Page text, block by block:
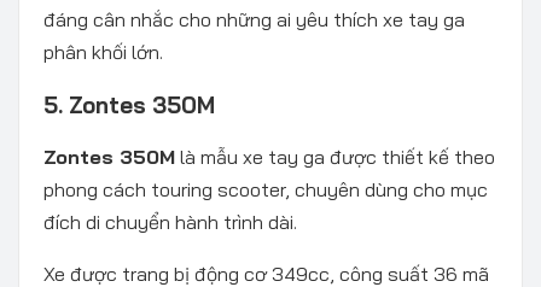
đáng cân nhắc cho những ai yêu thích xe tay ga
phân khối lớn.
5. Zontes 350M
Zontes 350M là mẫu xe tay ga được thiết kế theo
phong cách touring scooter, chuyên dùng cho mục
đích di chuyển hành trình dài.
Xe được trang bị động cơ 349cc, công suất 36 mã